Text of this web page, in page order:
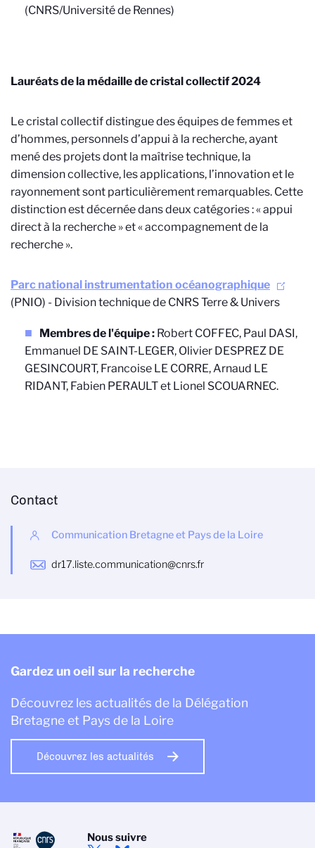
(CNRS/Université de Rennes)
Lauréats de la médaille de cristal collectif 2024
Le cristal collectif distingue des équipes de femmes et
d’hommes, personnels d’appui à la recherche, ayant
mené des projets dont la maîtrise technique, la
dimension collective, les applications, l’innovation et le
rayonnement sont particulièrement remarquables. Cette
distinction est décernée dans deux catégories : « appui
direct à la recherche » et « accompagnement de la
recherche ».
Parc national instrumentation océanographique
(PNIO) - Division technique de CNRS Terre & Univers
Membres de l'équipe : Robert COFFEC, Paul DASI,
Emmanuel DE SAINT-LEGER, Olivier DESPREZ DE
GESINCOURT, Francoise LE CORRE, Arnaud LE
RIDANT, Fabien PERAULT et Lionel SCOUARNEC.
Contact
Communication Bretagne et Pays de la Loire
dr17.liste.communication@cnrs.fr
Gardez un oeil sur la recherche
Découvrez les actualités de la Délégation
Bretagne et Pays de la Loire
Découvrez les actualités
Nous suivre